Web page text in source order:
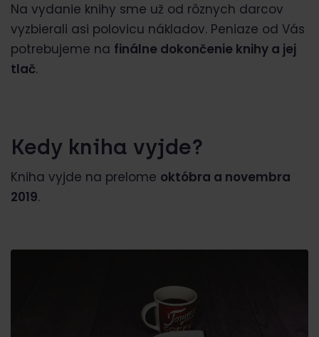
Na vydanie knihy sme už od rôznych darcov
vyzbierali asi polovicu nákladov. Peniaze od Vás
potrebujeme na finálne dokončenie knihy a jej
tlač.
Kedy kniha vyjde?
Kniha vyjde na prelome októbra a novembra
2019.